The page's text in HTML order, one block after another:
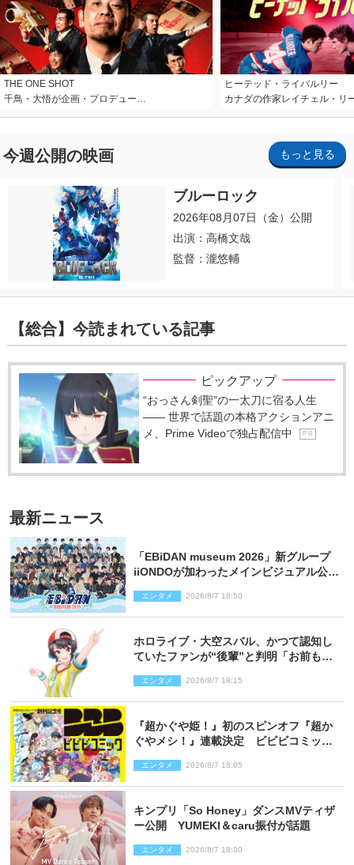
THE ONE SHOT
千鳥・大悟が企画・プロデュー…
ヒーテッド・ライバルリー
カナダの作家レイチェル・リ
今週公開の映画 もっと見る
ブルーロック
2026年08月07日（金）公開
出演：高橋文哉
監督：瀧悠輔
【総合】今読まれている記事
ピックアップ
“おっさん剣聖”の一太刀に宿る人生
―― 世界で話題の本格アクションアニ
メ、Prime Videoで独占配信中
P R
最新ニュース
「EBiDAN museum 2026」新グループ
iiONDOが加わったメインビジュアル公
エンタメ 2026/8/7 18:50
ホロライブ・大空スバル、かつて認知し
ていたファンが“後輩”と判明「お前もし
エンタメ 2026/8/7 18:15
『超かぐや姫！』初のスピンオフ『超か
ぐやメシ！』連載決定 ビビビコミック
エンタメ 2026/8/7 18:05
キンプリ「So Honey」ダンスMVティザ
ー公開 YUMEKI＆caru振付が話題
エンタメ 2026/8/7 18:00